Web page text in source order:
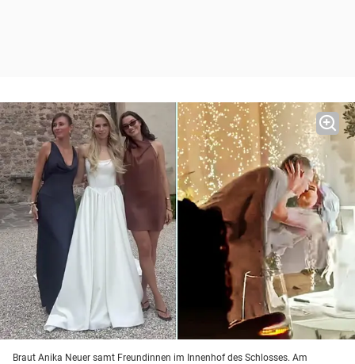
Braut Anika Neuer samt Freundinnen im Innenhof des Schlosses. Am